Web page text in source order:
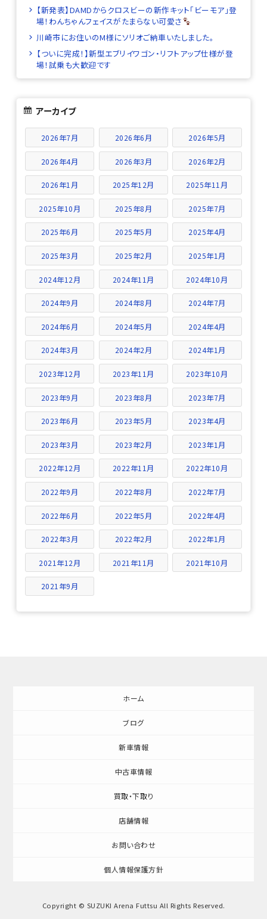
【新発表】DAMDからクロスビーの新作キット「ビーモア」登
場！わんちゃんフェイスがたまらない可愛さ
川崎市にお住いのM様にソリオご納車いたしました。
【ついに完成！】新型エブリイワゴン・リフトアップ仕様が登
場！試乗も大歓迎です
アーカイブ
2026年7月 2026年6月 2026年5月
2026年4月 2026年3月 2026年2月
2026年1月 2025年12月 2025年11月
2025年10月 2025年8月 2025年7月
2025年6月 2025年5月 2025年4月
2025年3月 2025年2月 2025年1月
2024年12月 2024年11月 2024年10月
2024年9月 2024年8月 2024年7月
2024年6月 2024年5月 2024年4月
2024年3月 2024年2月 2024年1月
2023年12月 2023年11月 2023年10月
2023年9月 2023年8月 2023年7月
2023年6月 2023年5月 2023年4月
2023年3月 2023年2月 2023年1月
2022年12月 2022年11月 2022年10月
2022年9月 2022年8月 2022年7月
2022年6月 2022年5月 2022年4月
2022年3月 2022年2月 2022年1月
2021年12月 2021年11月 2021年10月
2021年9月
ホーム
ブログ
新車情報
中古車情報
買取・下取り
店舗情報
お問い合わせ
個人情報保護方針
Copyright © SUZUKI Arena Futtsu All Rights Reserved.